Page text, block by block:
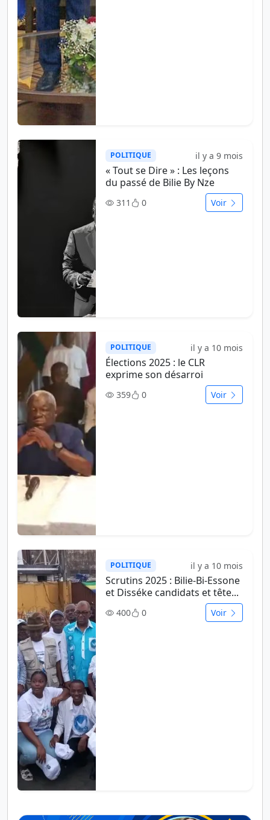
POLITIQUE il y a 9 mois
« Tout se Dire » : Les leçons
du passé de Bilie By Nze
311 0 Voir
POLITIQUE il y a 10 mois
Élections 2025 : le CLR
exprime son désarroi
359 0 Voir
POLITIQUE il y a 10 mois
Scrutins 2025 : Bilie-Bi-Essone
et Disséke candidats et tête...
400 0 Voir